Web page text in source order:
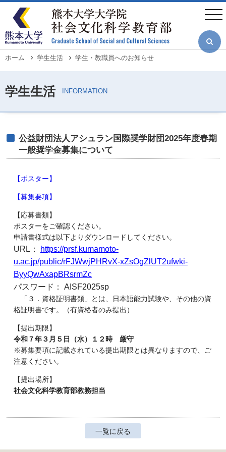
メ
ン
テ
ン
にパ
ホーム 学生生活 学生・教職員へのお知らせ
公益財団法人アシュラン国際奨学財団2025年度春期
一般奨学金募集について
【ポスター】
【募集要項】
【応募書類】
ポスターをご確認ください。
申請書様式は以下よりダウンロードしてください。
URL ：
https://prsf.kumamoto-
u.ac.jp/public/rFJWwjPHRvX-xZsOgZlUT2ufwki-
ByyQwAxapBRsrmZc
パスワード： AISF2025sp
「３．資格証明書類」とは、日本語能力試験や、その他の資
格証明書です。（有資格者のみ提出）
【提出期限】
令和７年３月５日（水）１２時 厳守
※募集要項に記載されている提出期限とは異なりますので、ご
注意ください。
【提出場所】
社会文化科学教育部教務担当
一覧に戻る